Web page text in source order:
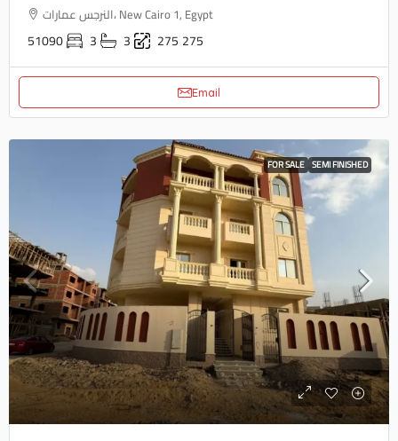
النرجس عمارات، New Cairo 1, Egypt
51090 3 3 275 275
Email
FOR SALE SEMI FINISHED